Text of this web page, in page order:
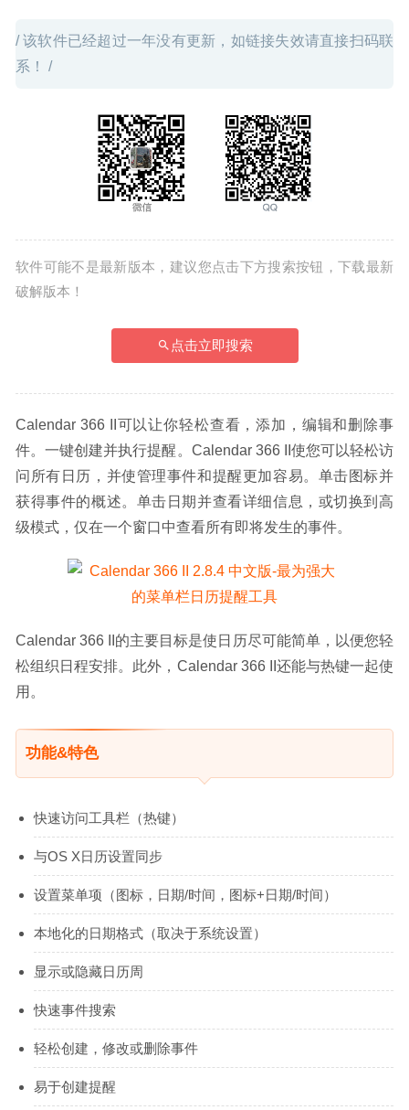
/ 该软件已经超过一年没有更新，如链接失效请直接扫码联
系！ /
软件可能不是最新版本，建议您点击下方搜索按钮，下载最新
破解版本！
点击立即搜索
Calendar 366 II可以让你轻松查看，添加，编辑和删除事
件。一键创建并执行提醒。Calendar 366 II使您可以轻松访
问所有日历，并使管理事件和提醒更加容易。单击图标并
获得事件的概述。单击日期并查看详细信息，或切换到高
级模式，仅在一个窗口中查看所有即将发生的事件。
Calendar 366 II的主要目标是使日历尽可能简单，以便您轻
松组织日程安排。此外，Calendar 366 II还能与热键一起使
用。
功能&特色
快速访问工具栏（热键）
与OS X日历设置同步
设置菜单项（图标，日期/时间，图标+日期/时间）
本地化的日期格式（取决于系统设置）
显示或隐藏日历周
快速事件搜索
轻松创建，修改或删除事件
易于创建提醒